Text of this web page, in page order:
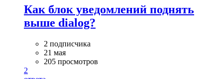
Как блок уведомлений поднять
выше dialog?
2 подписчика
21 мая
205 просмотров
2